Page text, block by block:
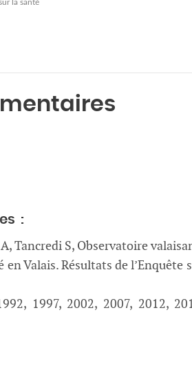
la santé
:
Tancredi S, Observatoire
Valais. Résultats de l’Enquête
1997, 2002, 2007, 2012,